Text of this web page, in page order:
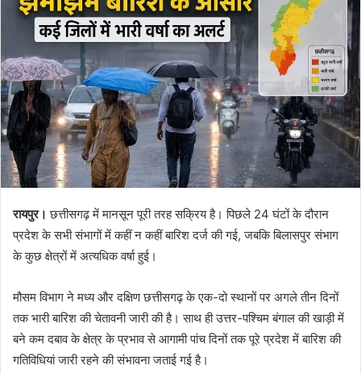
रायपुर।छत्तीसगढ़ में मानसून पूरी तरह सक्रिय है। पिछले 24 घंटों के दौरान
प्रदेश के सभी संभागों में कहीं न कहीं बारिश दर्ज की गई, जबकि बिलासपुर संभाग
के कुछ क्षेत्रों में अत्यधिक वर्षा हुई।
मौसम विभाग ने मध्य और दक्षिण छत्तीसगढ़ के एक-दो स्थानों पर अगले तीन दिनों
तक भारी बारिश की चेतावनी जारी की है। साथ ही उत्तर-पश्चिम बंगाल की खाड़ी में
बने कम दबाव के क्षेत्र के प्रभाव से आगामी पांच दिनों तक पूरे प्रदेश में बारिश की
गतिविधियां जारी रहने की संभावना जताई गई है।